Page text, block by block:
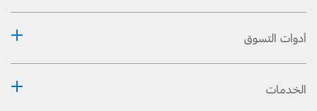
أدوات التسوق
الخدمات